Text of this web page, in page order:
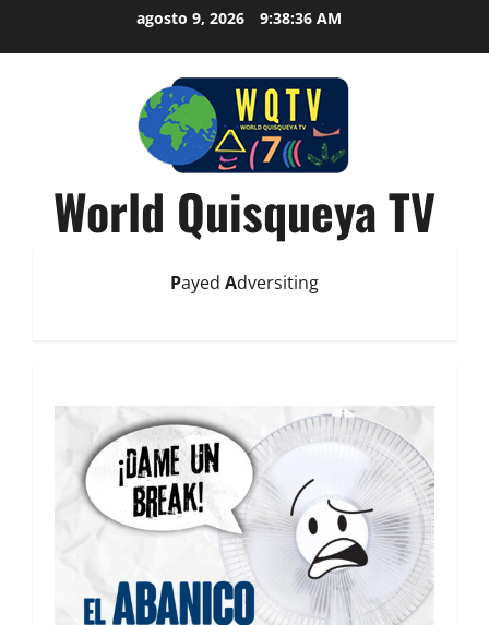
agosto 9, 2026 9:38:37 AM
World Quisqueya TV
Payed Adversiting